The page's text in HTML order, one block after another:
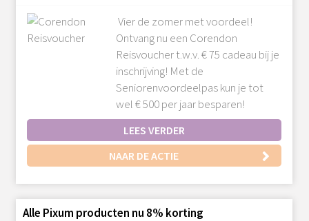
Vier de zomer met voordeel!
Ontvang nu een Corendon
Reisvoucher t.w.v. € 75 cadeau bij je
inschrijving! Met de
Seniorenvoordeelpas kun je tot
wel € 500 per jaar besparen!
LEES VERDER
NAAR DE ACTIE
Alle Pixum producten nu 8% korting